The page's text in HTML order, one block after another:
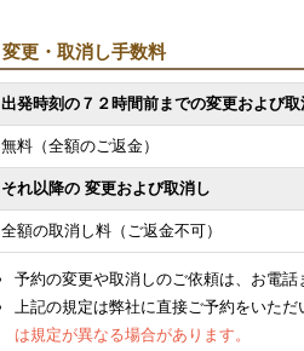
変更・取消し手数料
出発時刻の７２時間前までの変更および取
無料（全額のご返金）
それ以降の 変更および取消し
全額の取消し料（ご返金不可）
予約の変更や取消しのご依頼は、お電話
上記の規定は弊社に直接ご予約をいただ
は規定が異なる場合があります。